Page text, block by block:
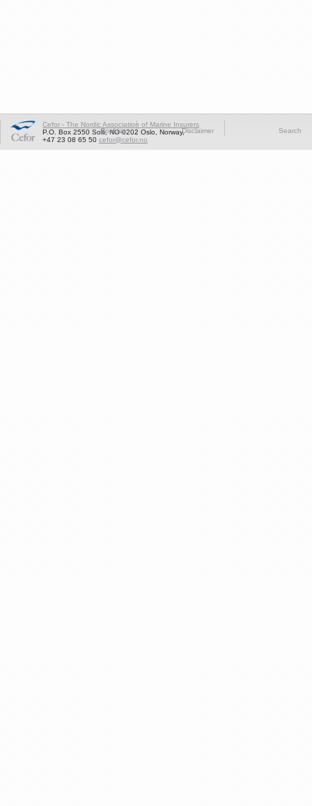
Cefor - The Nordic Association of Marine Insurers
P.O. Box 2550 Solli, NO-0202 Oslo, Norway,
+47 23 08 65 50 cefor@cefor.no
Cookies Disclaimer Search